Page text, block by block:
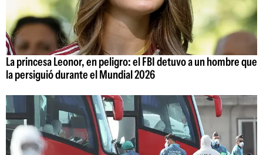
La princesa Leonor, en peligro: el FBI detuvo a un hombre que
la persiguió durante el Mundial 2026